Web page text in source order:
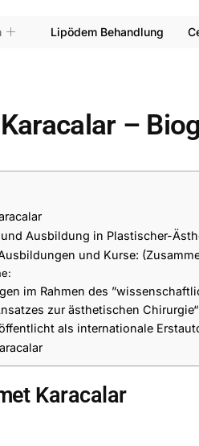
Lipödem Behandlung
–
Ausbildung in Plastischer-
und Kurse:
im Rahmen des
zur ästhetischen Chirurgie“
als internationale
Karacalar